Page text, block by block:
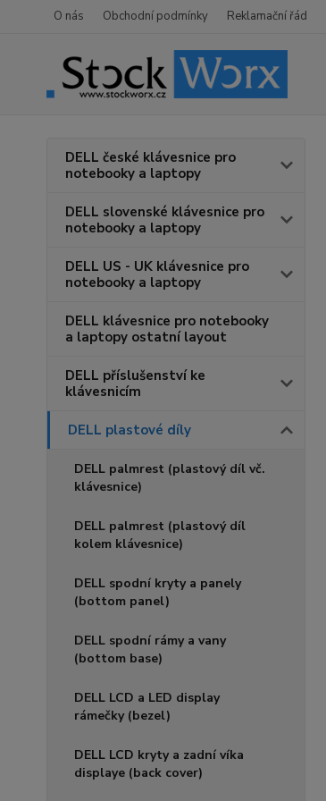
O nás Obchodní podmínky Reklamační řád
DELL české klávesnice pro
notebooky a laptopy
DELL slovenské klávesnice pro
notebooky a laptopy
DELL US - UK klávesnice pro
notebooky a laptopy
DELL klávesnice pro notebooky
a laptopy ostatní layout
DELL příslušenství ke
klávesnicím
DELL plastové díly
DELL palmrest (plastový díl vč.
klávesnice)
DELL palmrest (plastový díl
kolem klávesnice)
DELL spodní kryty a panely
(bottom panel)
DELL spodní rámy a vany
(bottom base)
DELL LCD a LED display
rámečky (bezel)
DELL LCD kryty a zadní víka
displaye (back cover)